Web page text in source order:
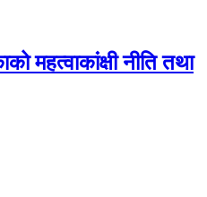
महत्वाकांक्षी नीति तथा